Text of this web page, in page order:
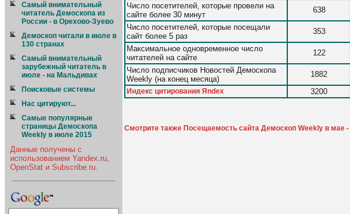
Cамый внимательный
читатель Демоскопа из
России - в Орехово-Зуево
Демоскоп читали в июле в
130 странах
Самый внимательный
зарубежный читатель в
июле - на Мальдивах
Поисковые системы
Нас цитируют...
Самые популярные
страницы Демоскопа
Weekly в июле 2015
Данные получены с
использованием Yandex.ru,
OpenStat и Subscribe.ru.
Число посетителей, которые провели на
сайте более 30 минут
638
Число посетителей, которые посещали
сайт более 5 раз
353
Максимальное одновременное число
читателей на сайте
122
Число подписчиков Новостей Демоскопа
Weekly (на конец месяца)
1882
Индекс цитирования Яndex 3200
Смотрите также Посещаемость сайта Демоскоп Weekly в мае